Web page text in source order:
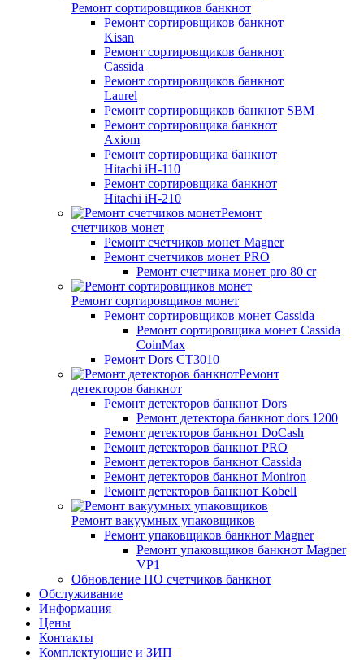
Ремонт сортировщиков банкнот
Ремонт сортировщиков банкнот
Kisan
Ремонт сортировщиков банкнот
Cassida
Ремонт сортировщиков банкнот
Laurel
Ремонт сортировщиков банкнот SBM
Ремонт сортировщика банкнот
Axiom
Ремонт сортировщика банкнот
Hitachi iH-110
Ремонт сортировщика банкнот
Hitachi iH-210
Ремонт
счетчиков монет
Ремонт счетчиков монет Magner
Ремонт счетчиков монет PRO
Ремонт счетчика монет pro 80 cr
Ремонт сортировщиков монет
Ремонт сортировщиков монет Cassida
Ремонт сортировщика монет Cassida
CoinMax
Ремонт Dors CT3010
Ремонт
детекторов банкнот
Ремонт детекторов банкнот Dors
Ремонт детектора банкнот dors 1200
Ремонт детекторов банкнот DoCash
Ремонт детекторов банкнот PRO
Ремонт детекторов банкнот Cassida
Ремонт детекторов банкнот Moniron
Ремонт детекторов банкнот Kobell
Ремонт вакуумных упаковщиков
Ремонт упаковщиков банкнот Magner
Ремонт упаковщиков банкнот Magner
VP1
Обновление ПО счетчиков банкнот
Обслуживание
Информация
Цены
Контакты
Комплектующие и ЗИП